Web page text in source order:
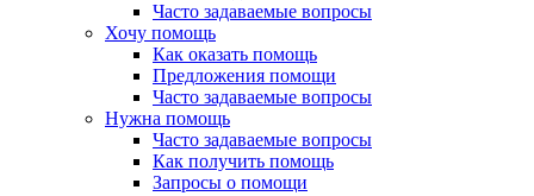
Часто задаваемые вопросы
Хочу помощь
Как оказать помощь
Предложения помощи
Часто задаваемые вопросы
Нужна помощь
Часто задаваемые вопросы
Как получить помощь
Запросы о помощи